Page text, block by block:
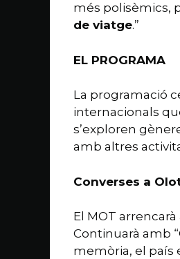
més polisèmics,
de viatge.”
EL PROGRAMA
La programació
internacionals
s’exploren
amb altres
Converses a
El MOT
Continuarà amb
memòria, el país